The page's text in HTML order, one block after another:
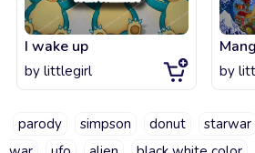
I wake up
by littlegirl by
parody simpson donut starwar